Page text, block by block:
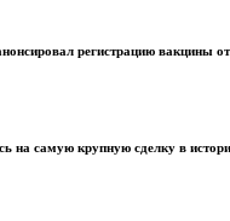
регистрацию вакцины
на самую крупную сделку в